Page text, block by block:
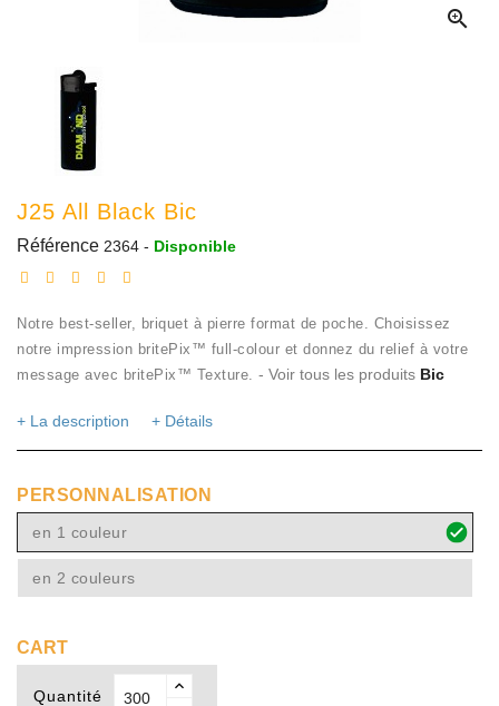

J25 All Black Bic
Référence 2364 - Disponible
Notre best-seller, briquet à pierre format de poche. Choisissez
notre impression britePix™ full-colour et donnez du relief à votre
message avec britePix™ Texture. - Voir tous les produits Bic
+ La description + Détails
PERSONNALISATION
en 1 couleur
en 2 couleurs
CART
Quantité